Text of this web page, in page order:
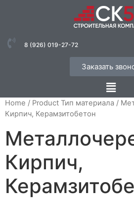
8 (926) 019-27-72
Заказать
Home / Product Тип материала /
Кирпич, Керамзитобетон
Кирпич,